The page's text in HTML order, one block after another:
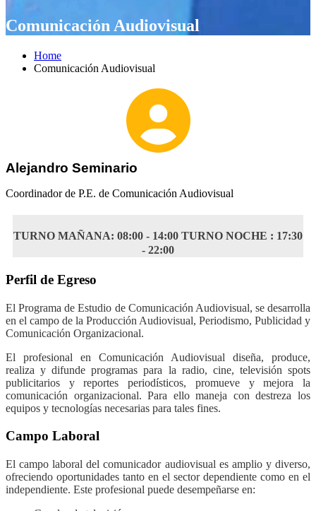
Comunicación Audiovisual
Home
Comunicación Audiovisual
Alejandro Seminario
Coordinador de P.E. de Comunicación Audiovisual
TURNO MAÑANA: 08:00 - 14:00 TURNO NOCHE : 17:30
- 22:00
Perfil de Egreso
El Programa de Estudio de Comunicación Audiovisual, se desarrolla
en el campo de la Producción Audiovisual, Periodismo, Publicidad y
Comunicación Organizacional.
El profesional en Comunicación Audiovisual diseña, produce,
realiza y difunde programas para la radio, cine, televisión spots
publicitarios y reportes periodísticos, promueve y mejora la
comunicación organizacional. Para ello maneja con destreza los
equipos y tecnologías necesarias para tales fines.
Campo Laboral
El campo laboral del comunicador audiovisual es amplio y diverso,
ofreciendo oportunidades tanto en el sector dependiente como en el
independiente. Este profesional puede desempeñarse en: